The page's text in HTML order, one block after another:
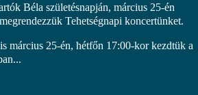
Béla születésnapján, március 25-én
Tehetségnapi koncertünket.
március 25-én, hétfőn 17:00-kor kezdtük a